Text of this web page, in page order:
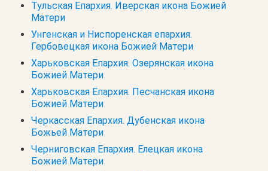
Тульская Епархия. Иверская икона Божией
Матери
Унгенская и Ниспоренская епархия.
Гербовецкая икона Божией Матери
Харьковская Епархия. Озерянская икона
Божией Матери
Харьковская Епархия. Песчанская икона
Божией Матери
Черкасская Епархия. Дубенская икона
Божьей Матери
Черниговская Епархия. Елецкая икона
Божией Матери